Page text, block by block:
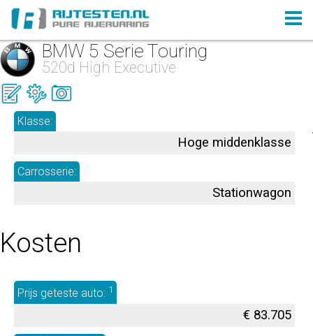
BMW 5 Serie Touring
520d High Executive
Klasse:
Hoge middenklasse
Carrosserie:
Stationwagon
Kosten
Prijs geteste auto: 1
€ 83.705